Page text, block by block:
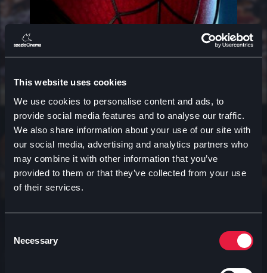
This website uses cookies
We use cookies to personalise content and ads, to
provide social media features and to analyse our traffic.
We also share information about your use of our site with
our social media, advertising and analytics partners who
may combine it with other information that you’ve
provided to them or that they’ve collected from your use
of their services.
Selection
Necessary